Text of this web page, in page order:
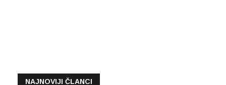
NAJNOVIJI ČLANCI